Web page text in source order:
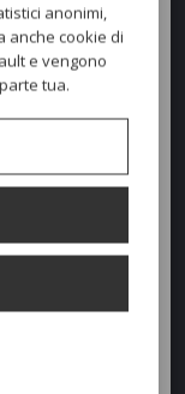
e
insolito ed eclettico
anonimi,
anche cookie di
e vengono
tua.